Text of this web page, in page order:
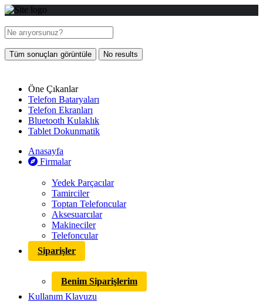
Tüm sonuçları görüntüle No results
Öne Çıkanlar
Telefon Bataryaları
Telefon Ekranları
Bluetooth Kulaklık
Tablet Dokunmatik
Anasayfa
Firmalar
Yedek Parçacılar
Tamirciler
Toptan Telefoncular
Aksesuarcılar
Makineciler
Telefoncular
Siparişler
Benim Siparişlerim
Kullanım Klavuzu